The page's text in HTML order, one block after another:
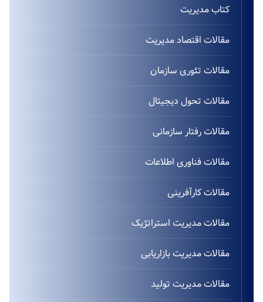
کتاب مدیریت
مقالات اقتصاد مدیریت
مقالات تئوری سازمان
مقالات تحول دیجیتال
مقالات رفتار سازمانی
مقالات فناوری اطلاعات
مقالات کارآفرینی
مقالات مدیریت استراتژیک
مقالات مدیریت بازاریابی
مقالات مدیریت تولید